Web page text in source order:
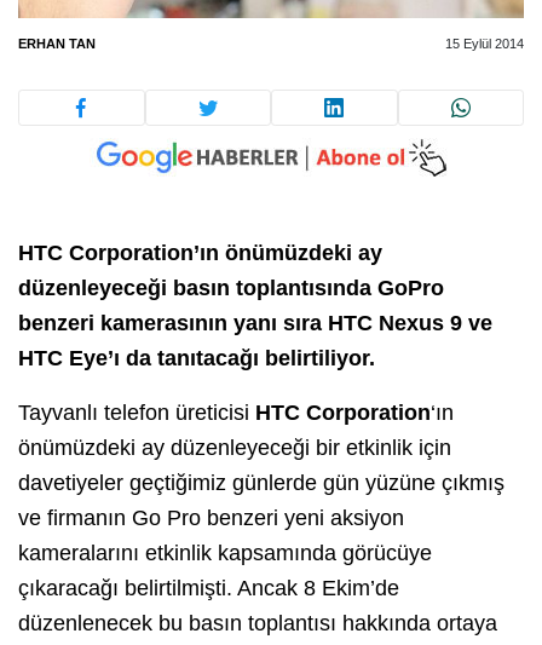
ERHAN TAN 15 Eylül 2014
HTC Corporation’ın önümüzdeki ay
düzenleyeceği basın toplantısında GoPro
benzeri kamerasının yanı sıra HTC Nexus 9 ve
HTC Eye’ı da tanıtacağı belirtiliyor.
Tayvanlı telefon üreticisi HTC Corporation‘ın
önümüzdeki ay düzenleyeceği bir etkinlik için
davetiyeler geçtiğimiz günlerde gün yüzüne çıkmış
ve firmanın Go Pro benzeri yeni aksiyon
kameralarını etkinlik kapsamında görücüye
çıkaracağı belirtilmişti. Ancak 8 Ekim’de
düzenlenecek bu basın toplantısı hakkında ortaya